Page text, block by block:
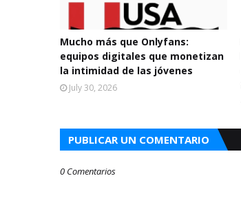
Mucho más que Onlyfans:
equipos digitales que monetizan
la intimidad de las jóvenes
July 30, 2026
PUBLICAR UN COMENTARIO
0 Comentarios